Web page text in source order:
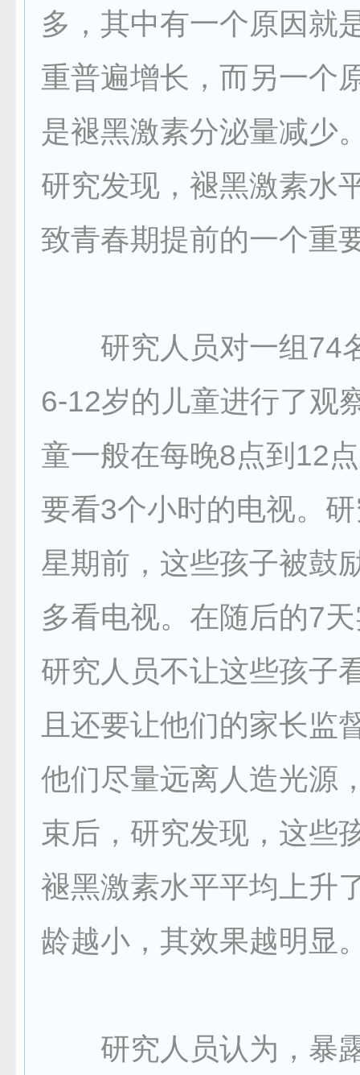
多，其中有一个原因就
重普遍增长，而另一个
是褪黑激素分泌量减少
研究发现，褪黑激素水
致青春期提前的一个重
研究人员对一组74
6-12岁的儿童进行了观
童一般在每晚8点到12
要看3个小时的电视。
星期前，这些孩子被鼓
多看电视。在随后的7
研究人员不让这些孩子
且还要让他们的家长监
他们尽量远离人造光源
束后，研究发现，这些
褪黑激素水平平均上升
龄越小，其效果越明显
研究人员认为，暴